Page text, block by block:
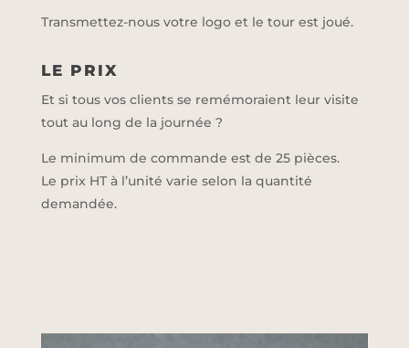
Transmettez-nous votre logo et le tour est joué.
LE PRIX
Et si tous vos clients se remémoraient leur visite
tout au long de la journée ?
Le minimum de commande est de 25 pièces.
Le prix HT à l’unité varie selon la quantité
demandée.